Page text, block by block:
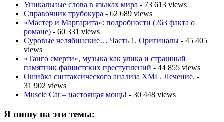
Уникальные слова в языках мира - 73 613 views
Справочник трубокура - 62 689 views
«Мастер и Маргарита»: подробности (263 факта о
романе) - 60 331 views
Суровые челябинские… Часть 1. Оригиналы - 45 405
views
«Танго смерти», музыка как улика и страшный
памятник фашистских преступлений - 44 855 views
Ошибка синтаксического анализа XML. Лечение. -
31 902 views
Muscle Car – настоящая мощь! - 30 448 views
Я пишу на эти темы: